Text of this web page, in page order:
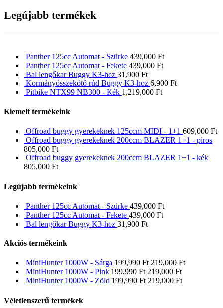
Legújabb termékek
Panther 125cc Automat - Szürke 439,000 Ft
Panther 125cc Automat - Fekete 439,000 Ft
Bal lengőkar Buggy K3-hoz 31,900 Ft
Kormányösszekötő rúd Buggy K3-hoz 6,900 Ft
Pitbike NTX99 NB300 - Kék 1,219,000 Ft
Kiemelt termékeink
Offroad buggy gyerekeknek 125ccm MIDI - 1+1 609,000 Ft
Offroad buggy gyerekeknek 200ccm BLAZER 1+1 - piros
805,000 Ft
Offroad buggy gyerekeknek 200ccm BLAZER 1+1 - kék
805,000 Ft
Legújabb termékeink
Panther 125cc Automat - Szürke 439,000 Ft
Panther 125cc Automat - Fekete 439,000 Ft
Bal lengőkar Buggy K3-hoz 31,900 Ft
Akciós termékeink
MiniHunter 1000W - Sárga 199,990 Ft 219,000Ft
MiniHunter 1000W - Pink 199,990 Ft 219,000Ft
MiniHunter 1000W - Zöld 199,990 Ft 219,000Ft
Véletlenszerű termékek